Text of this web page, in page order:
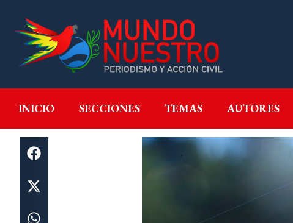
INICIO SECCIONES TEMAS AUTORES
INICIO SECCIONES